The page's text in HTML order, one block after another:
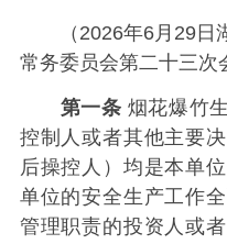
（2026年6月29日湖
常务委员会第二十三次
第一条 烟花爆竹
控制人或者其他主要
后操控人）均是本单
单位的安全生产工作
管理职责的投资人或